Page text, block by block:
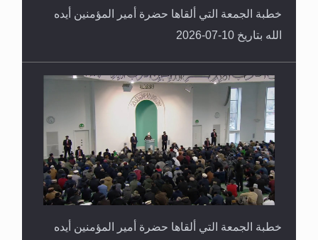
خطبة الجمعة التي ألقاها حضرة أمير المؤمنين أيده
الله بتاريخ 10-07-2026
خطبة الجمعة التي ألقاها حضرة أمير المؤمنين أيده